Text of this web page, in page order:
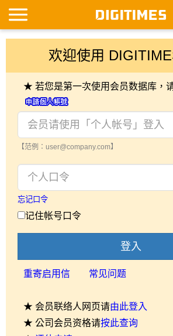
欢迎使用
★ 若您是第一次使用会员数据库，
【范例：user@company.com】
忘记口令
记住帐号口令
登入
重寄启用信 常见问题
★ 会员联络人网页请由此登入
★ 公司会员资格请按此查询